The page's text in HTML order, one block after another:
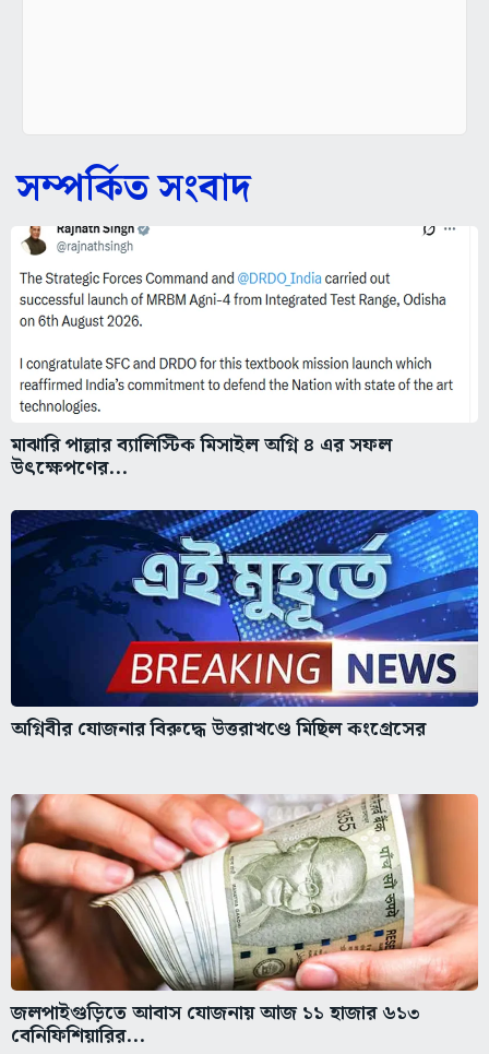
সম্পর্কিত সংবাদ
মাঝারি পাল্লার ব্যালিস্টিক মিসাইল অগ্নি ৪ এর সফল
উৎক্ষেপণের...
অগ্নিবীর যোজনার বিরুদ্ধে উত্তরাখণ্ডে মিছিল কংগ্রেসের
জলপাইগুড়িতে আবাস যোজনায় আজ ১১ হাজার ৬১৩
বেনিফিশিয়ারির...